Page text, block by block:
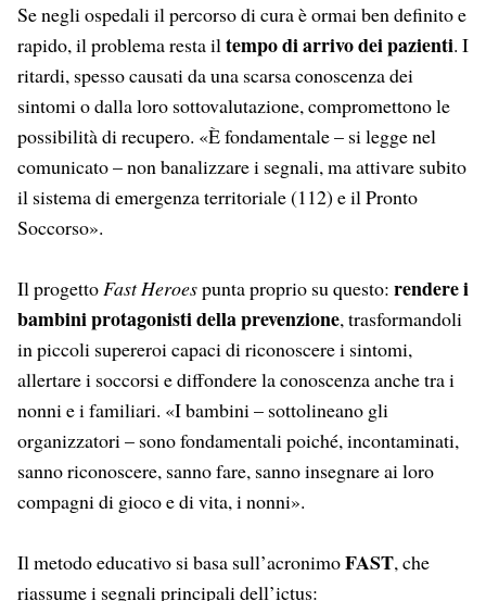
Se negli ospedali il percorso di cura è ormai ben definito e
rapido, il problema resta iltempo di arrivo dei pazienti. I
ritardi, spesso causati da una scarsa conoscenza dei
sintomi o dalla loro sottovalutazione, compromettono le
possibilità di recupero. «È fondamentale – si legge nel
comunicato – non banalizzare i segnali, ma attivare subito
il sistema di emergenza territoriale (112) e il Pronto
Soccorso».
Il progettoFast Heroespunta proprio su questo: rendere i
bambini protagonisti della prevenzione, trasformandoli
in piccoli supereroi capaci di riconoscere i sintomi,
allertare i soccorsi e diffondere la conoscenza anche tra i
nonni e i familiari. «I bambini – sottolineano gli
organizzatori – sono fondamentali poiché, incontaminati,
sanno riconoscere, sanno fare, sanno insegnare ai loro
compagni di gioco e di vita, i nonni».
Il metodo educativo si basa sull’acronimoFAST, che
riassume i segnali principali dell’ictus: